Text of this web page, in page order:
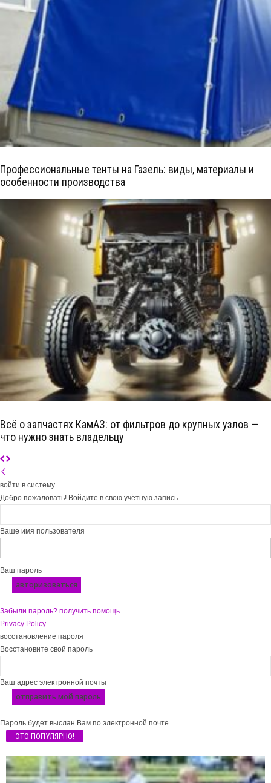
Профессиональные тенты на Газель: виды, материалы и
особенности производства
Всё о запчастях КамАЗ: от фильтров до крупных узлов —
что нужно знать владельцу
войти в систему
Добро пожаловать! Войдите в свою учётную запись
Ваше имя пользователя
Ваш пароль
Забыли пароль? получить помощь
Privacy Policy
восстановление пароля
Восстановите свой пароль
Ваш адрес электронной почты
Пароль будет выслан Вам по электронной почте.
ЭТО ПОПУЛЯРНО!